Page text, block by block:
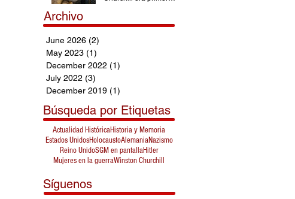
Archivo
June 2026 (2)
May 2023 (1)
December 2022 (1)
July 2022 (3)
December 2019 (1)
Búsqueda por Etiquetas
Actualidad HistóricaHistoria y Memoria
Estados UnidosHolocaustoAlemaniaNazismo
Reino UnidoSGM en pantallaHitler
Mujeres en la guerraWinston Churchill
Síguenos